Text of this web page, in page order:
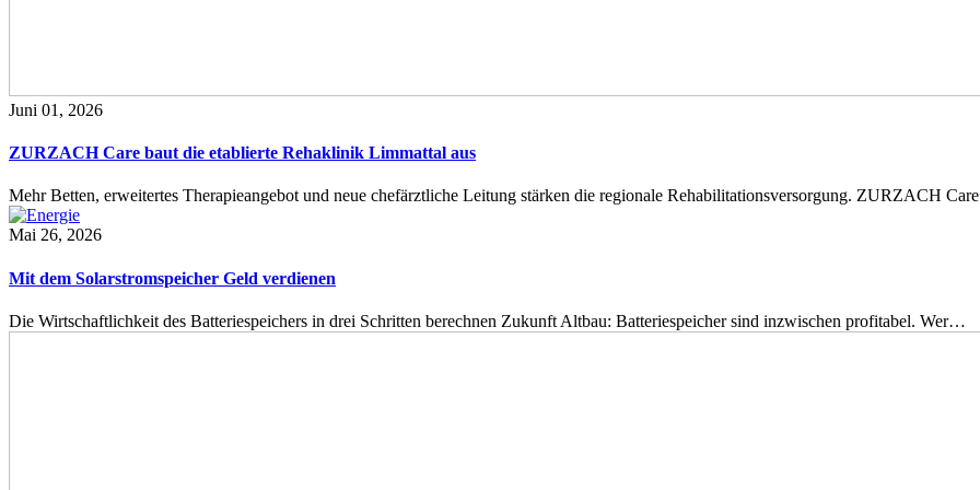
Juni 01, 2026
ZURZACH Care baut die etablierte Rehaklinik Limmattal aus
Mehr Betten, erweitertes Therapieangebot und neue chefärztliche Leitung stärken die regionale Rehabilitationsversorgung. ZURZACH
Mai 26, 2026
Mit dem Solarstromspeicher Geld verdienen
Die Wirtschaftlichkeit des Batteriespeichers in drei Schritten berechnen Zukunft Altbau: Batteriespeicher sind inzwischen profitabel. Wer…